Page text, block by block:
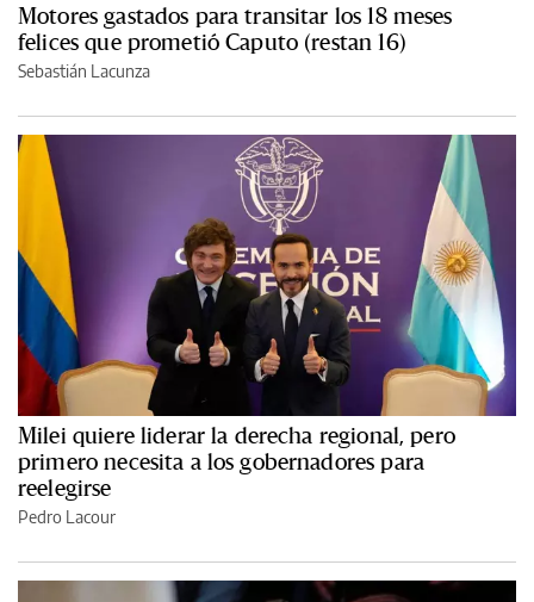
Motores gastados para transitar los 18 meses
felices que prometió Caputo (restan 16)
Sebastián Lacunza
Milei quiere liderar la derecha regional, pero
primero necesita a los gobernadores para
reelegirse
Pedro Lacour